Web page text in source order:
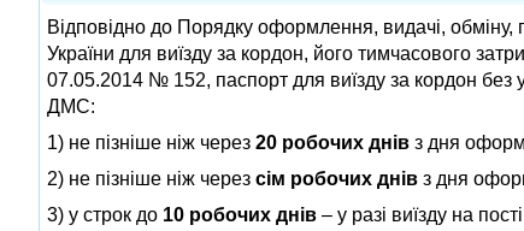
Відповідно до Порядку оформлення, видачі,
України для виїзду за кордон, його тимчасового
07.05.2014 № 152, паспорт для виїзду за кордон без
ДМС:
1) не пізніше ніж через 20 робочих днів з дня
2) не пізніше ніж через сім робочих днів з дня
3) у строк до 10 робочих днів – у разі виїзду на